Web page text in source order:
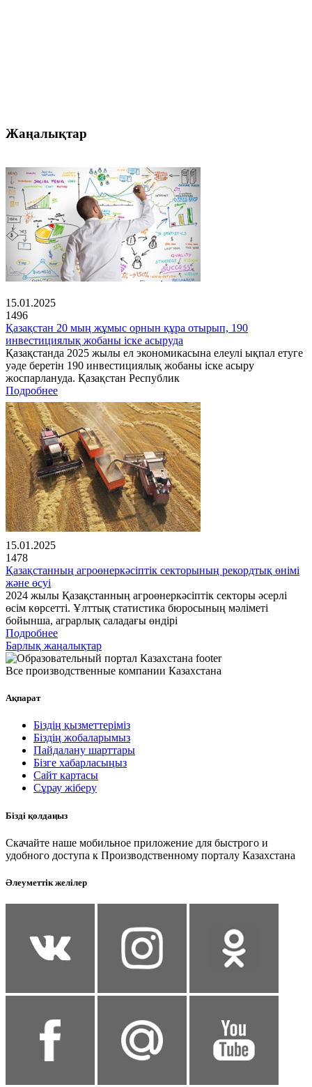
Жаңалықтар
15.01.2025
1496
Қазақстан 20 мың жұмыс орнын құра отырып, 190
инвестициялық жобаны іске асыруда
Қазақстанда 2025 жылы ел экономикасына елеулі ықпал етуге
уәде беретін 190 инвестициялық жобаны іске асыру
жоспарлануда. Қазақстан Республик
Подробнее
15.01.2025
1478
Қазақстанның агроөнеркәсіптік секторының рекордтық өнімі
және өсуі
2024 жылы Қазақстанның агроөнеркәсіптік секторы әсерлі
өсім көрсетті. Ұлттық статистика бюросының мәліметі
бойынша, аграрлық саладағы өндірі
Подробнее
Барлық жаңалықтар
Все производственные компании Казахстана
Ақпарат
Біздің қызметтеріміз
Біздің жобаларымыз
Пайдалану шарттары
Бізге хабарласыңыз
Сайт картасы
Сұрау жіберу
Бізді қолдаңыз
Скачайте наше мобильное приложение для быстрого и
удобного доступа к Производственному порталу Казахстана
Әлеуметтік желілер